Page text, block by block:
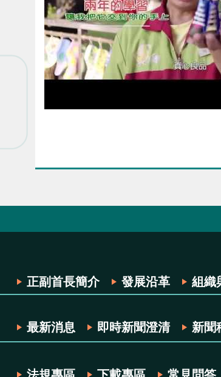
正副首長簡介 發展沿革 組織
最新消息 即時新聞澄清 新聞